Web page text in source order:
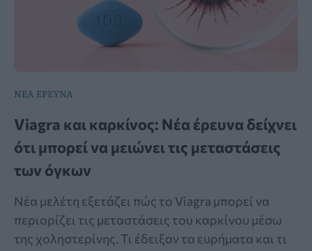
ΝΕΑ ΕΡΕΥΝΑ
Viagra και καρκίνος: Νέα έρευνα δείχνει
ότι μπορεί να μειώνει τις μεταστάσεις
των όγκων
Νέα μελέτη εξετάζει πώς το Viagra μπορεί να
περιορίζει τις μεταστάσεις του καρκίνου μέσω
της χοληστερίνης. Τι έδειξαν τα ευρήματα και τι